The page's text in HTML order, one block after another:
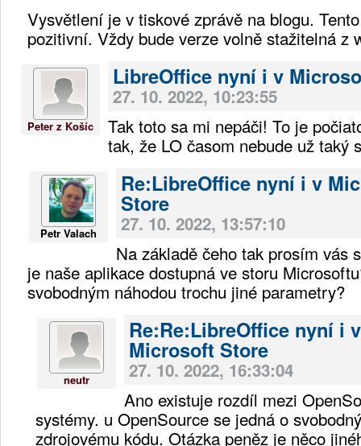
Vysvětlení je v tiskové zprávě na blogu.
pozitivní. Vždy bude verze volně stažitelná z
Peter z Košíc
LibreOffice nyní i v
27. 10. 2022, 10:23:55
Tak toto sa mi nepáči! To je
tak, že LO časom nebude už taký
Petr Valach
Re:LibreOffice nyní i v
Store
27. 10. 2022, 13:57:10
Na základě čeho tak prosím vás
je naše aplikace dostupná ve storu
svobodným náhodou trochu jiné parametry?
neutr
Re:Re:LibreOffice nyní i v
Microsoft Store
27. 10. 2022, 16:33:04
Ano existuje rozdíl mezi
systémy. u OpenSource se jedná o
zdrojovému kódu. Otázka peněz je něco